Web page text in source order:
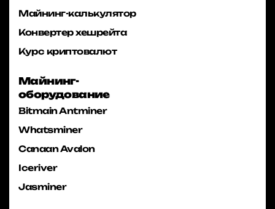
Майнинг-калькулятор
Конвертер хешрейта
Курс криптовалют
Майнинг-
оборудование
Bitmain Antminer
Whatsminer
Canaan Avalon
Iceriver
Jasminer